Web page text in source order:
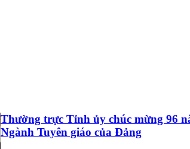
Thường trực Tỉnh ủy chúc mừng 96
Ngành Tuyên giáo của Đảng